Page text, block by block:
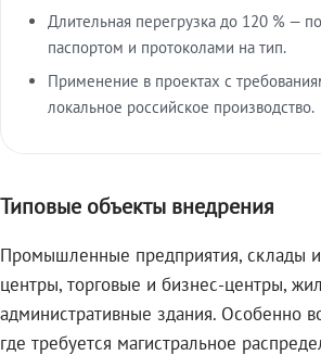
Длительная перегрузка до 120 % —
паспортом и протоколами на тип.
Применение в проектах с
локальное российское производство.
Типовые объекты внедрения
Промышленные предприятия, склады и
центры, торговые и бизнес-центры,
административные здания. Особенно
где требуется магистральное